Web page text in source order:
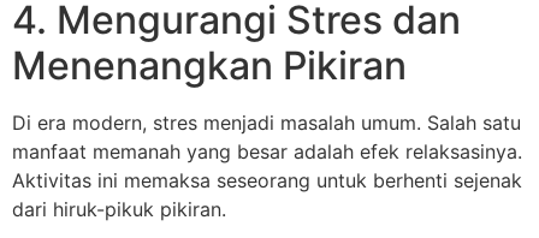
4. Mengurangi Stres dan
Menenangkan Pikiran
Di era modern, stres menjadi masalah umum. Salah satu
manfaat memanah yang besar adalah efek relaksasinya.
Aktivitas ini memaksa seseorang untuk berhenti sejenak
dari hiruk-pikuk pikiran.